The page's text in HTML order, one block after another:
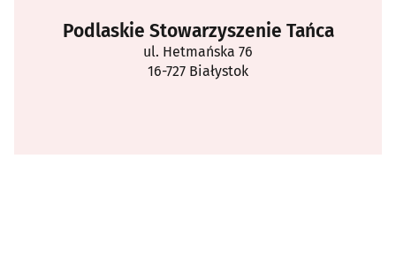
Podlaskie Stowarzyszenie Tańca
ul. Hetmańska 76
16-727 Białystok